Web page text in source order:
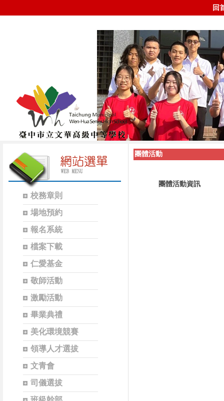
回
校務章則
場地預約
報名系統
檔案下載
仁愛基金
敬師活動
激勵活動
畢業典禮
美化環境競賽
領導人才選拔
文青會
司儀選拔
團體活動
團體活動資訊